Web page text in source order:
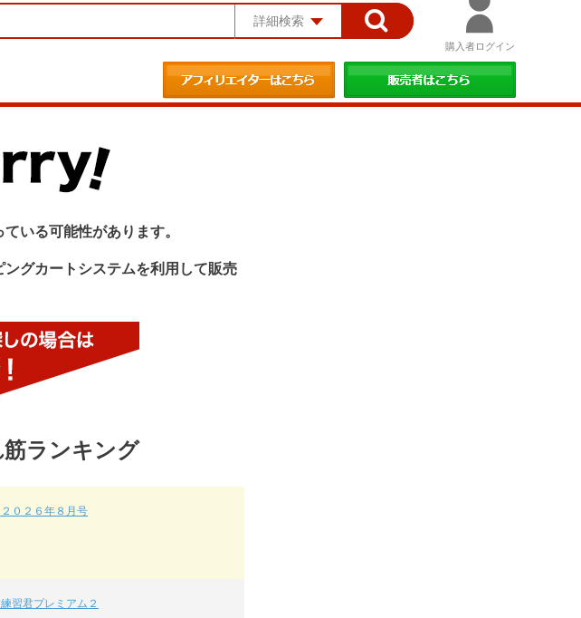
詳細検索
購入者ログイン
いる可能性があります。
グカートシステムを利用して販売
ランキング
０２６年８月号
習君プレミアム２